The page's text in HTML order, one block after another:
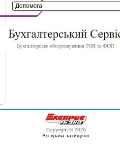
Допомога
Copyright © 2026
Всі права захищено